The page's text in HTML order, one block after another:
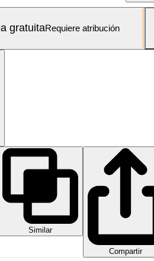
gratuitaRequiere atribución
Similar
Compartir